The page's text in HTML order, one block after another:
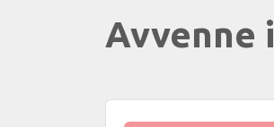
Avvenne